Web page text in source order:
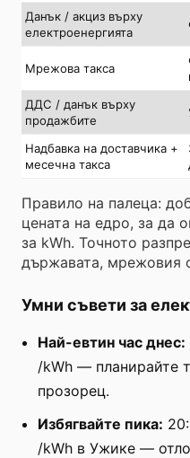
Данък / акциз върху
електроенергията
Мрежова такса
ДДС / данък върху
продажбите
Надбавка на доставчика +
месечна такса
Правило на палеца:
цената на едро, за да
за kWh. Точното
държавата, мрежовия
Умни съвети за
Най-евтин час днес:
/kWh — планирайте
прозорец.
Избягвайте пика:
/kWh в Ужике —